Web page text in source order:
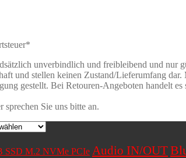
unverbindlich und freibleibend und nur
und stellen keinen Zustand/Lieferumfang
gestellt. Bei Retouren-Angeboten handelt
Sie uns bitte an.
SSD M.2 NVMe PCIe Audio IN/OUT